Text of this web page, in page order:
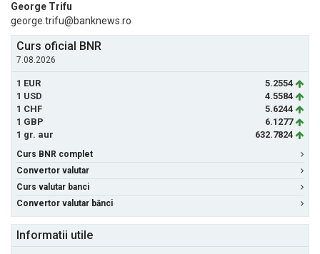
George Trifu
george.trifu@banknews.ro
Curs oficial BNR
7.08.2026
1 EUR
5.2554
1 USD
4.5584
1 CHF
5.6244
1 GBP
6.1277
1 gr. aur
632.7824
Curs BNR complet
Convertor valutar
Curs valutar banci
Convertor valutar bănci
Informatii utile